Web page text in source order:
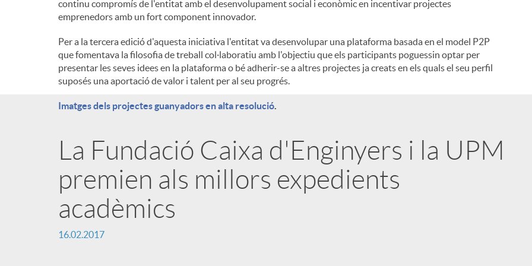
continu compromís de l'entitat amb el desenvolupament social i econòmic en incentivar projectes
emprenedors amb un fort component innovador.
Per a la tercera edició d'aquesta iniciativa l'entitat va desenvolupar una plataforma basada en el model P2P
que fomentava la filosofia de treball col·laboratiu amb l'objectiu que els participants poguessin optar per
presentar les seves idees en la plataforma o bé adherir-se a altres projectes ja creats en els quals el seu perfil
suposés una aportació de valor i talent per al seu progrés.
Imatges dels projectes guanyadors en alta resolució.
La Fundació Caixa d'Enginyers i la UPM
premien als millors expedients
acadèmics
16.02.2017